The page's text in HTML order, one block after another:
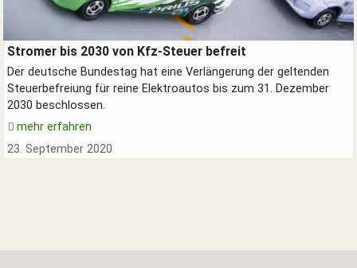
Elektroautos an der Stromtankstelle
Stromer bis 2030 von Kfz-Steuer befreit
Der deutsche Bundestag hat eine Verlängerung der geltenden
Steuerbefreiung für reine Elektroautos bis zum 31. Dezember
2030 beschlossen.
mehr erfahren
23. September 2020